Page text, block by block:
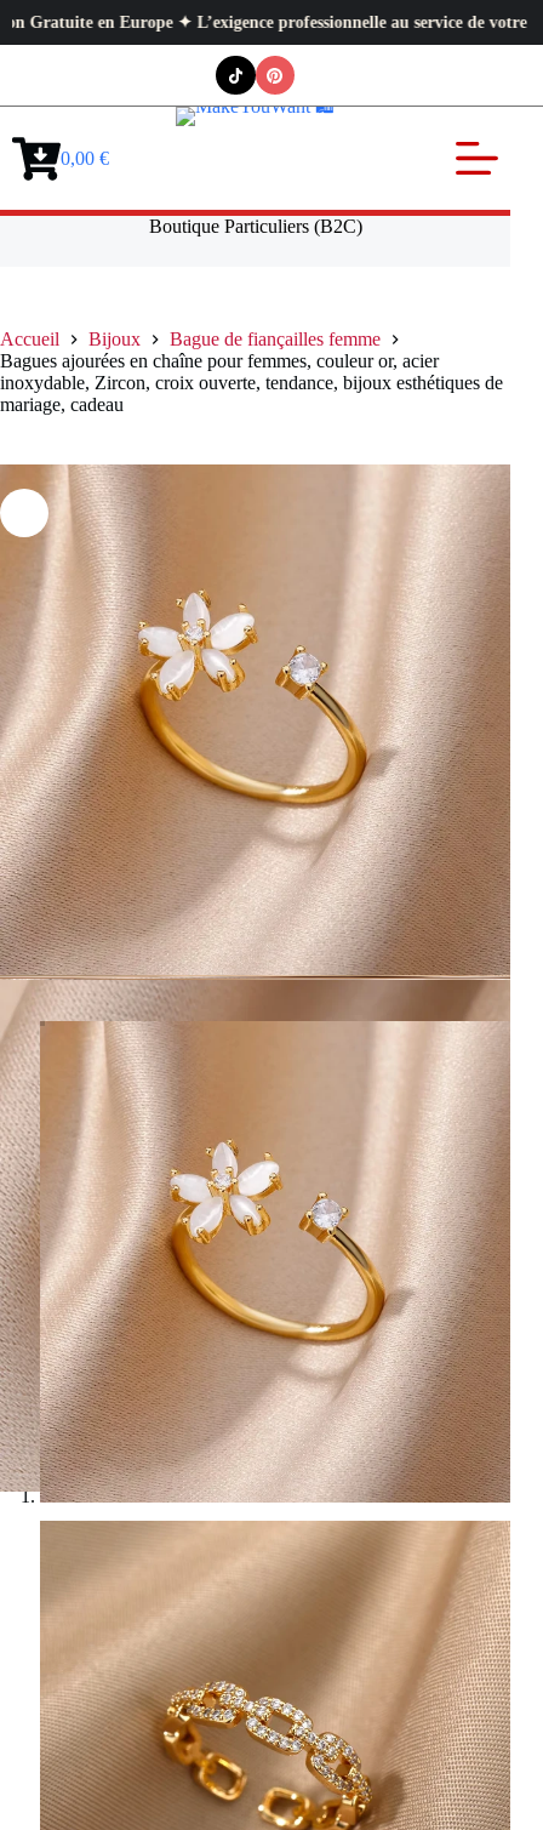
professionnelle au service de votre quotidien ✦ Paiement
Panier0,00 €
Boutique Particuliers (B2C)
Accueil Bijoux
Bague de fiançailles femme
Bagues ajourées en chaîne pour femmes, couleur or, acier
inoxydable, Zircon, croix ouverte, tendance, bijoux esthétiques de
mariage, cadeau